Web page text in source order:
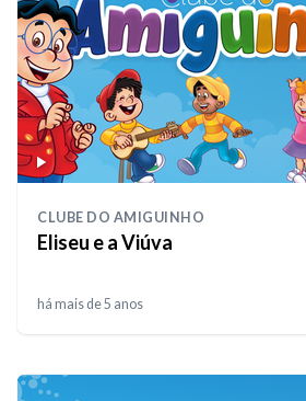
CLUBE DO AMIGUINHO
Eliseu e a Viúva
há mais de 5 anos